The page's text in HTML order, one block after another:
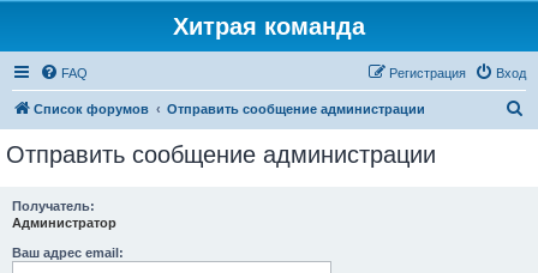
Хитрая команда
FAQ Вход
Регистрация
Список форумов Отправить сообщение администрации
Отправить сообщение администрации
Получатель:
Администратор
Ваш адрес email: